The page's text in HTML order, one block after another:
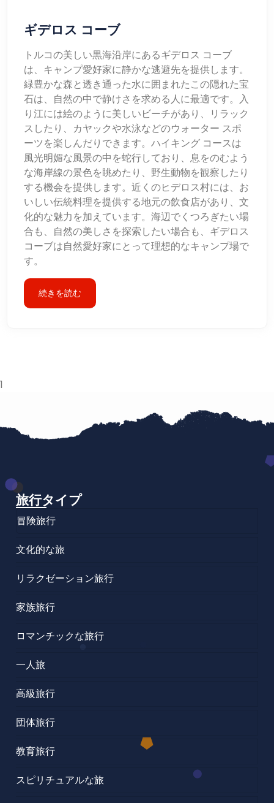
ギデロス コーブ
トルコの美しい黒海沿岸にあるギデロス コーブ
は、キャンプ愛好家に静かな逃避先を提供します。
緑豊かな森と透き通った水に囲まれたこの隠れた宝
石は、自然の中で静けさを求める人に最適です。入
り江には絵のように美しいビーチがあり、リラック
スしたり、カヤックや水泳などのウォーター スポ
ーツを楽しんだりできます。ハイキング コースは
風光明媚な風景の中を蛇行しており、息をのむよう
な海岸線の景色を眺めたり、野生動物を観察したり
する機会を提供します。近くのヒデロス村には、お
いしい伝統料理を提供する地元の飲食店があり、文
化的な魅力を加えています。海辺でくつろぎたい場
合も、自然の美しさを探索したい場合も、ギデロス
コーブは自然愛好家にとって理想的なキャンプ場で
す。
続きを読む
1
旅行タイプ
冒険旅行
文化的な旅
リラクゼーション旅行
家族旅行
ロマンチックな旅行
一人旅
高級旅行
団体旅行
教育旅行
スピリチュアルな旅